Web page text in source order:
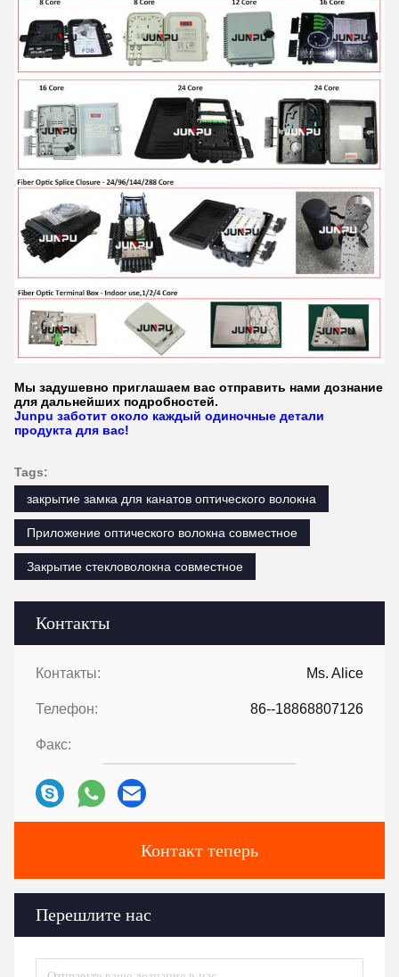
Контакты
Контакты: Ms. Alice
Телефон: 86--18868807126
Факс:
Контакт теперь
Перешлите нас
Мы задушевно приглашаем вас отправить нами дознание
для дальнейших подробностей.
Junpu заботит около каждый одиночные детали
продукта для вас!
Tags:
закрытие замка для канатов оптического волокна
Приложение оптического волокна совместное
Закрытие стекловолокна совместное